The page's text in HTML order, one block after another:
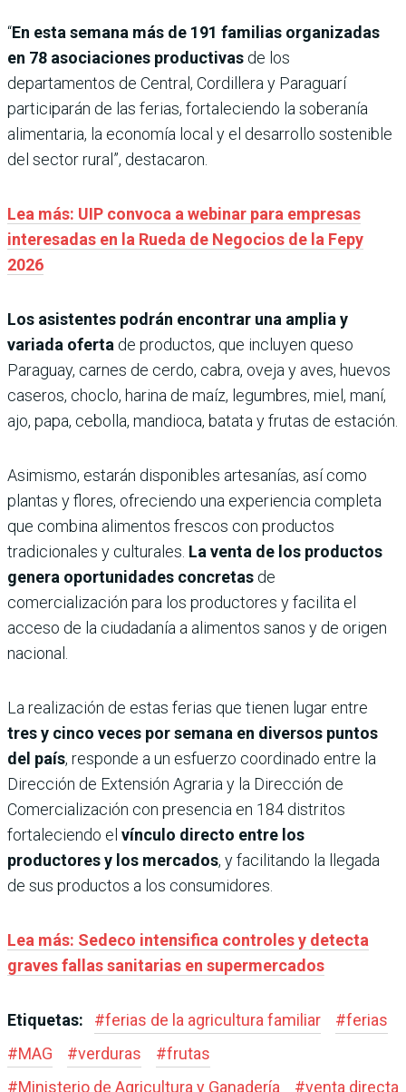
“En esta semana más de 191 familias organizadas
en 78 asociaciones productivas de los
departamentos de Central, Cordillera y Paraguarí
participarán de las ferias, fortaleciendo la soberanía
alimentaria, la economía local y el desarrollo sostenible
del sector rural”, destacaron.
Lea más: UIP convoca a webinar para empresas
interesadas en la Rueda de Negocios de la Fepy
2026
Los asistentes podrán encontrar una amplia y
variada oferta de productos, que incluyen queso
Paraguay, carnes de cerdo, cabra, oveja y aves, huevos
caseros, choclo, harina de maíz, legumbres, miel, maní,
ajo, papa, cebolla, mandioca, batata y frutas de estación.
Asimismo, estarán disponibles artesanías, así como
plantas y flores, ofreciendo una experiencia completa
que combina alimentos frescos con productos
tradicionales y culturales. La venta de los productos
genera oportunidades concretas de
comercialización para los productores y facilita el
acceso de la ciudadanía a alimentos sanos y de origen
nacional.
La realización de estas ferias que tienen lugar entre
tres y cinco veces por semana en diversos puntos
del país, responde a un esfuerzo coordinado entre la
Dirección de Extensión Agraria y la Dirección de
Comercialización con presencia en 184 distritos
fortaleciendo el vínculo directo entre los
productores y los mercados, y facilitando la llegada
de sus productos a los consumidores.
Lea más: Sedeco intensifica controles y detecta
graves fallas sanitarias en supermercados
Etiquetas: #ferias de la agricultura familiar #ferias
#MAG #verduras #frutas
#Ministerio de Agricultura y Ganadería #venta directa